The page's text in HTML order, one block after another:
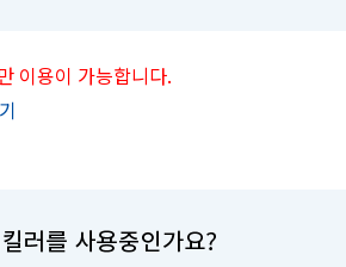
이용이 가능합니다.